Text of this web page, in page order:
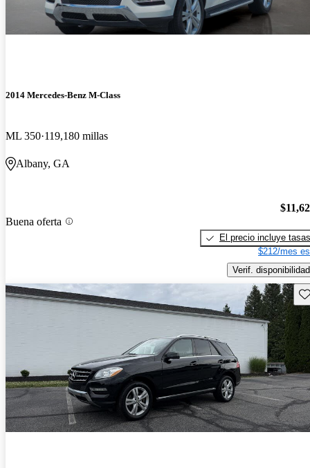
2014 Mercedes-Benz M-Class
ML 350 119,180 millas
Albany, GA
Buena oferta
El precio incluye tasas
$212/mes
Verif. disponibilidad